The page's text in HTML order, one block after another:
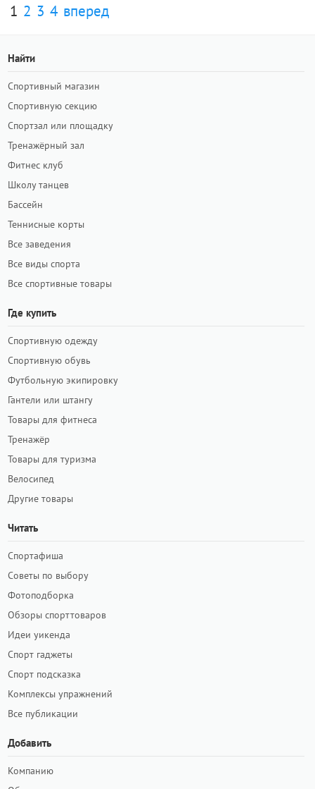
1 2 3 4 вперед
Найти
Спортивный магазин
Спортивную секцию
Спортзал или площадку
Тренажёрный зал
Фитнес клуб
Школу танцев
Бассейн
Теннисные корты
Все заведения
Все виды спорта
Все спортивные товары
Где купить
Спортивную одежду
Спортивную обувь
Футбольную экипировку
Гантели или штангу
Товары для фитнеса
Тренажёр
Товары для туризма
Велосипед
Другие товары
Читать
Спортафиша
Советы по выбору
Фотоподборка
Обзоры спорттоваров
Идеи уикенда
Спорт гаджеты
Спорт подсказка
Комплексы упражнений
Все публикации
Добавить
Компанию